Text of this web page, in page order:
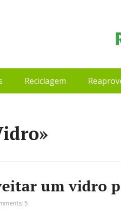
Reciclagem
um vidro
5